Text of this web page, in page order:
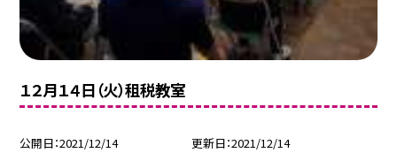
１２月１４日（火）租税教室
公開日 2021/12/14 更新日 2021/12/14